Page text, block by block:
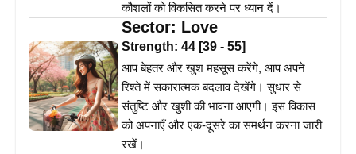
कौशलों को विकसित करने पर ध्यान दें।
Sector: Love
Strength: 44 [39 - 55]
आप बेहतर और खुश महसूस करेंगे, आप अपने
रिश्ते में सकारात्मक बदलाव देखेंगे। सुधार से
संतुष्टि और खुशी की भावना आएगी। इस विकास
को अपनाएँ और एक-दूसरे का समर्थन करना जारी
रखें।